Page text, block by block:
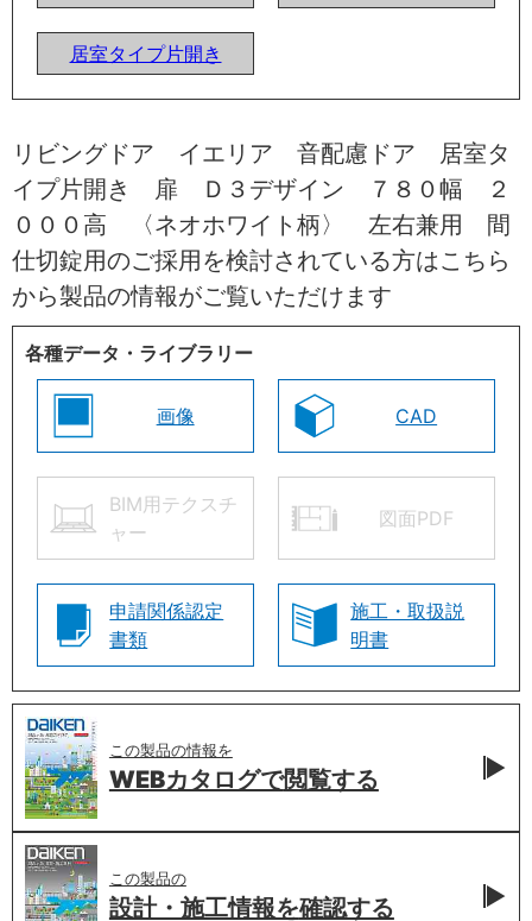
居室タイプ片開き
リビングドア イエリア 音配慮ドア 居室タ
イプ片開き 扉 Ｄ３デザイン ７８０幅 ２
０００高 〈ネオホワイト柄〉 左右兼用 間
仕切錠用のご採用を検討されている方はこちら
から製品の情報がご覧いただけます
各種データ・ライブラリー
画像 CAD
BIM用テクスチ
ャー
図面PDF
申請関係認定
書類
施工・取扱説
明書
この製品の情報を
WEBカタログで閲覧する
この製品の
設計・施工情報を確認する